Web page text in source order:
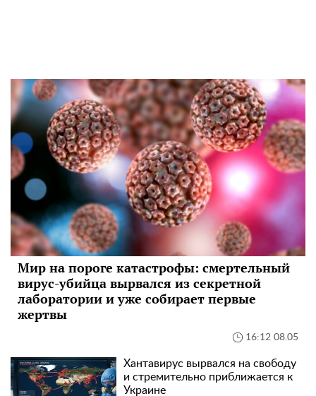
Мир на пороге катастрофы: смертельный
вирус-убийца вырвался из секретной
лаборатории и уже собирает первые
жертвы
16:12 08.05
Хантавирус вырвался на свободу
и стремительно приближается к
Украине